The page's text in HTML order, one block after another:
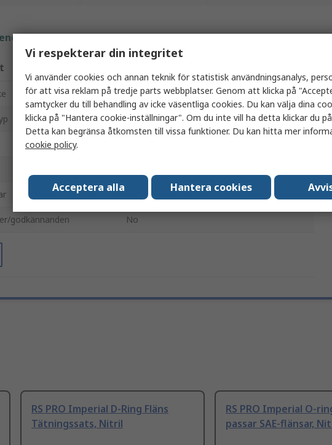
att välja ett eller flera attribut.
RS PRO
Tätnings-kit
godkännanden No
RS PRO Imperial D-Ring Fläns
Tätningssats, Nitril
RS PRO Imperial O-
passar SAE-flänsar,
Vi respekterar din integritet
Vi använder cookies och annan teknik för statistisk användningsanalys,
för att visa reklam på tredje parts webbplatser. Genom att klicka på
samtycker du till behandling av icke väsentliga cookies. Du kan välja dina
klicka på "Hantera cookie-inställningar". Om du inte vill ha detta klickar du
Detta kan begränsa åtkomsten till vissa funktioner. Du kan hitta mer
cookie policy.
Acceptera alla Hantera cookies